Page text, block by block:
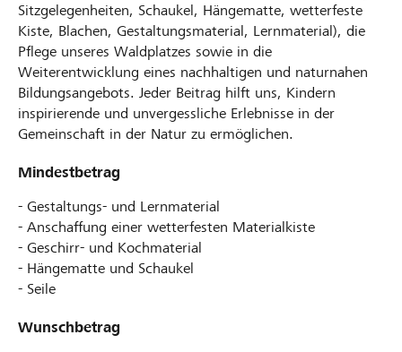
Sitzgelegenheiten, Schaukel, Hängematte, wetterfeste
Kiste, Blachen, Gestaltungsmaterial, Lernmaterial), die
Pflege unseres Waldplatzes sowie in die
Weiterentwicklung eines nachhaltigen und naturnahen
Bildungsangebots. Jeder Beitrag hilft uns, Kindern
inspirierende und unvergessliche Erlebnisse in der
Gemeinschaft in der Natur zu ermöglichen.
Mindestbetrag
- Gestaltungs- und Lernmaterial
- Anschaffung einer wetterfesten Materialkiste
- Geschirr- und Kochmaterial
- Hängematte und Schaukel
- Seile
Wunschbetrag